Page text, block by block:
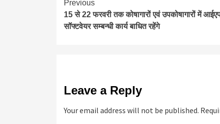
Continue
Reading
Previous
15 से 22 फरवरी तक कोषागारों एवं उपकोषागारों में
सॉफ्टवेयर सम्बन्धी कार्य बाधित रहेंगे
Leave a Reply
Your email address will not be published.